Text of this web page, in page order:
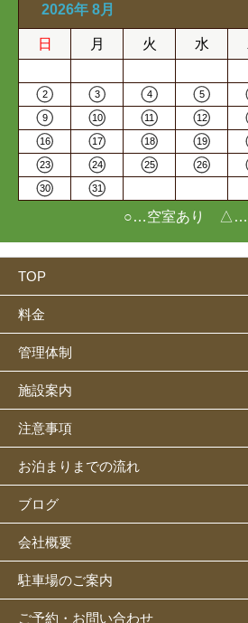
2026年 8月
日 月 火 水
2 3 4 5
9 10 11 12
16 17 18 19
23 24 25 26
30 31
○…空室あり △…
TOP
料金
管理体制
施設案内
注意事項
お泊まりまでの流れ
ブログ
会社概要
駐車場のご案内
ご予約・お問い合わせ